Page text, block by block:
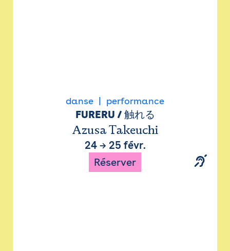
danse performance
FURERU / 触れる
Azusa Takeuchi
24→ 25 févr.
Réserver